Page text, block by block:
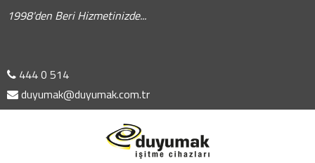
1998'den Beri Hizmetinizde...
444 0 514
duyumak@duyumak.com.tr